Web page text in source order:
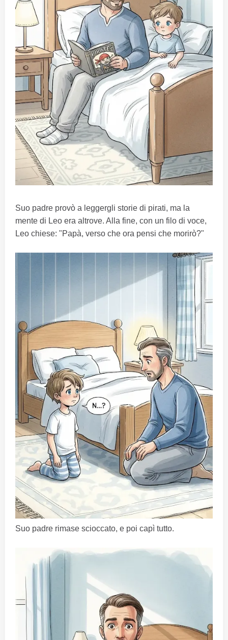
Suo padre provò a leggergli storie di pirati, ma la
mente di Leo era altrove. Alla fine, con un filo di voce,
Leo chiese: "Papà, verso che ora pensi che morirò?"
Suo padre rimase scioccato, e poi capì tutto.